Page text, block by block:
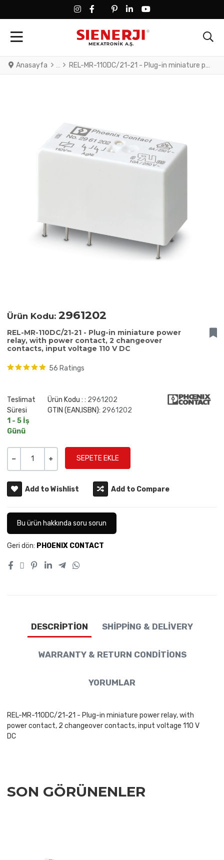
FACEBOOK SOCIAL LINK
FACEBOOK SOCIAL LINK
TWITTER SOCIAL LINK
PINTEREST SOCIAL LINK
LINKEDIN SOCIAL LINK
YOUTUBE SOCIAL LINK
Anasayfa REL-MR-110DC/21-21 - Plug-in miniature power relay, with power contact, 2 changeover contacts, input voltage 110 V DC
Ürün Kodu: 2961202
REL-MR-110DC/21-21 - Plug-in miniature power
relay, with power contact, 2 changeover
contacts, input voltage 110 V DC
56 Ratings
Teslimat
Süresi
1 - 5 İş
Günü
Ürün Kodu : : 2961202
GTIN (EAN,ISBN): 2961202
Add to Wishlist Add to Compare
Bu ürün hakkında soru sorun
Geri dön: PHOENIX CONTACT
DESCRIPTION SHIPPING & DELIVERY
WARRANTY & RETURN CONDITIONS
YORUMLAR
REL-MR-110DC/21-21 - Plug-in miniature power relay, with
power contact, 2 changeover contacts, input voltage 110 V
DC
SON GÖRÜNENLER